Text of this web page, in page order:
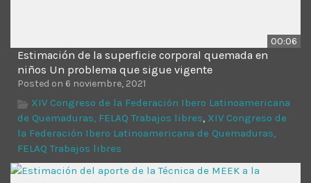
00:06
Estimación de la superficie corporal quemada en
niños Un problema que sigue vigente
Posted on 6 noviembre, 2021
XIV Congreso de la Federación Ibero Latinoamericana
de Quemaduras, FELAQ Trabajos libres, XIV Congreso de
la Federación Ibero Latinoamericana de Quemaduras,
FELAQ Trabajos libres